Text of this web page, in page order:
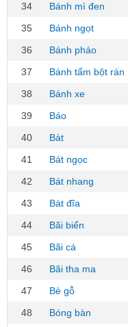
34
Bánh mì đen
35
Bánh ngọt
36
Bánh pháo
37
Bánh tẩm bột rán
38
Bánh xe
39
Báo
40
Bát
41
Bát ngọc
42
Bát nhang
43
Bát đĩa
44
Bãi biển
45
Bãi cá
46
Bãi tha ma
47
Bè gỗ
48
Bóng bàn